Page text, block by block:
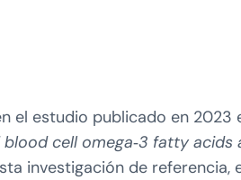
el estudio publicado en 2023
blood cell omega‑3 fatty
investigación de referencia,